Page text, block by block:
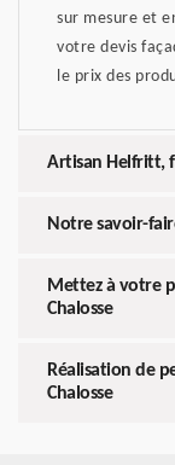
sur mesure et
votre devis
le prix des
Artisan Helfritt,
Notre savoir-
Mettez à votre
Chalosse
Réalisation de
Chalosse